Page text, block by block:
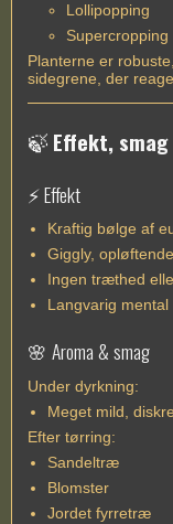
Lollipopping
Supercropping
Planterne er
sidegrene, der
🍃 Effekt,
⚡ Effekt
Kraftig bølge af
Giggly,
Ingen træthed
Langvarig mental
🌸 Aroma & smag
Under dyrkning:
Meget mild,
Efter tørring:
Sandeltræ
Blomster
Jordet fyrretræ